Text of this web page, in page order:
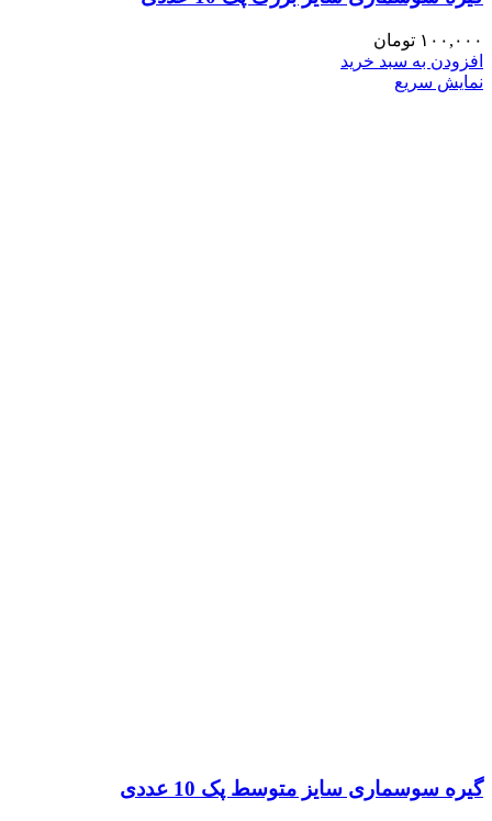
۱۰۰,۰۰۰ تومان
افزودن به سبد خرید
نمایش سریع
گیره سوسماری سایز متوسط پک 10 عددی